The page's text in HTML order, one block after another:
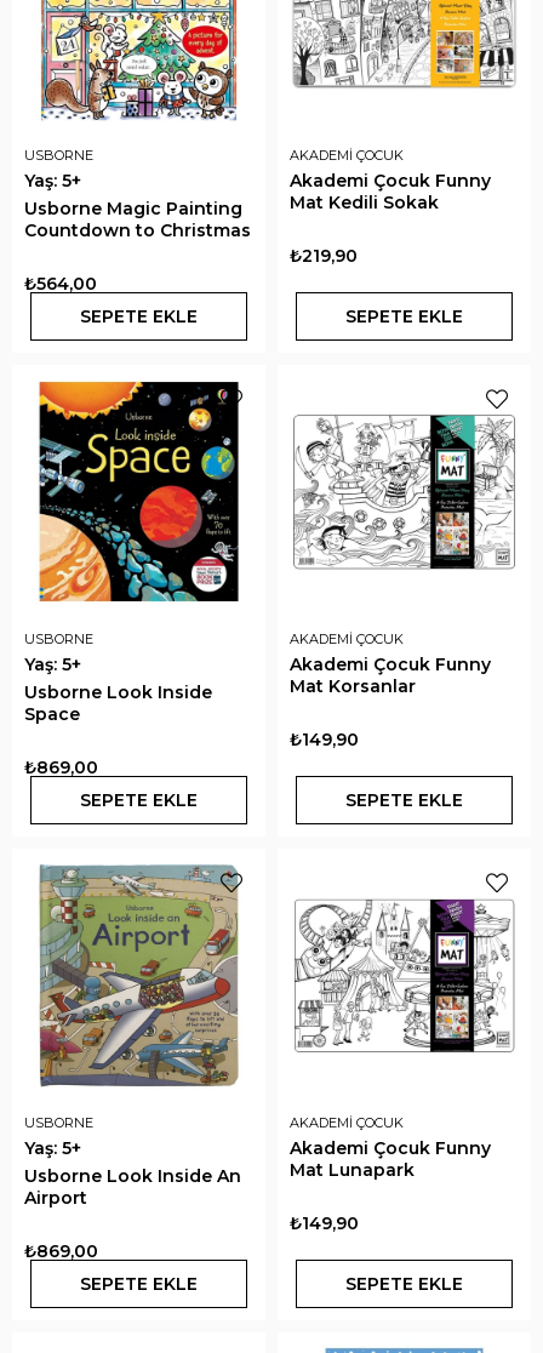
USBORNE
Yaş: 5+
Usborne Magic Painting
Countdown to Christmas
₺564,00
SEPETE EKLE
AKADEMİ ÇOCUK
Akademi Çocuk Funny
Mat Kedili Sokak
₺219,90
SEPETE EKLE
USBORNE
Yaş: 5+
Usborne Look Inside
Space
₺869,00
SEPETE EKLE
AKADEMİ ÇOCUK
Akademi Çocuk Funny
Mat Korsanlar
₺149,90
SEPETE EKLE
USBORNE
Yaş: 5+
Usborne Look Inside An
Airport
₺869,00
SEPETE EKLE
AKADEMİ ÇOCUK
Akademi Çocuk Funny
Mat Lunapark
₺149,90
SEPETE EKLE